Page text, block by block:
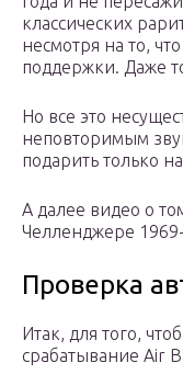
классических
несмотря на то,
поддержки. Даже
Но все это
неповторимым
подарить только
А далее видео о
Челленджере
Проверка
Итак, для того,
срабатывание Air